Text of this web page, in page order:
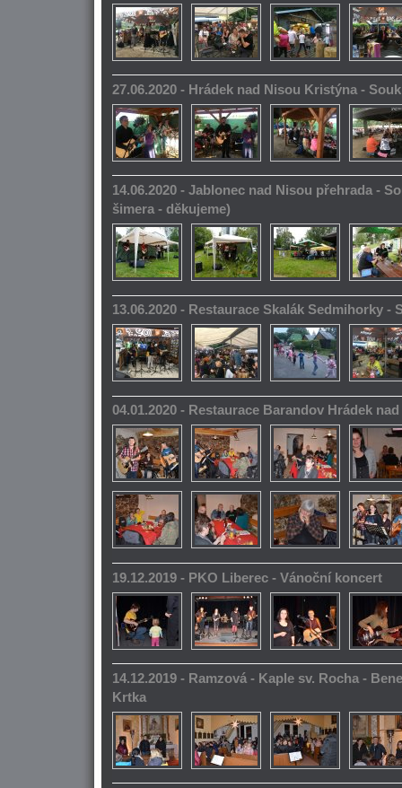
27.06.2020 - Hrádek nad Nisou Kristýna -
14.06.2020 - Jablonec nad Nisou přehrada -
šimera - děkujeme)
13.06.2020 - Restaurace Skalák Sedmihorky -
04.01.2020 - Restaurace Barandov Hrádek
19.12.2019 - PKO Liberec - Vánoční koncert
14.12.2019 - Ramzová - Kaple sv. Rocha -
Krtka